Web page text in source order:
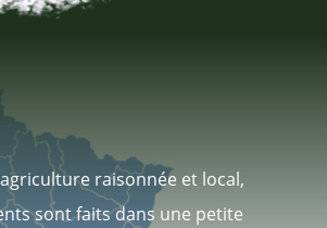
raisonnée et local,
sont faits dans une petite